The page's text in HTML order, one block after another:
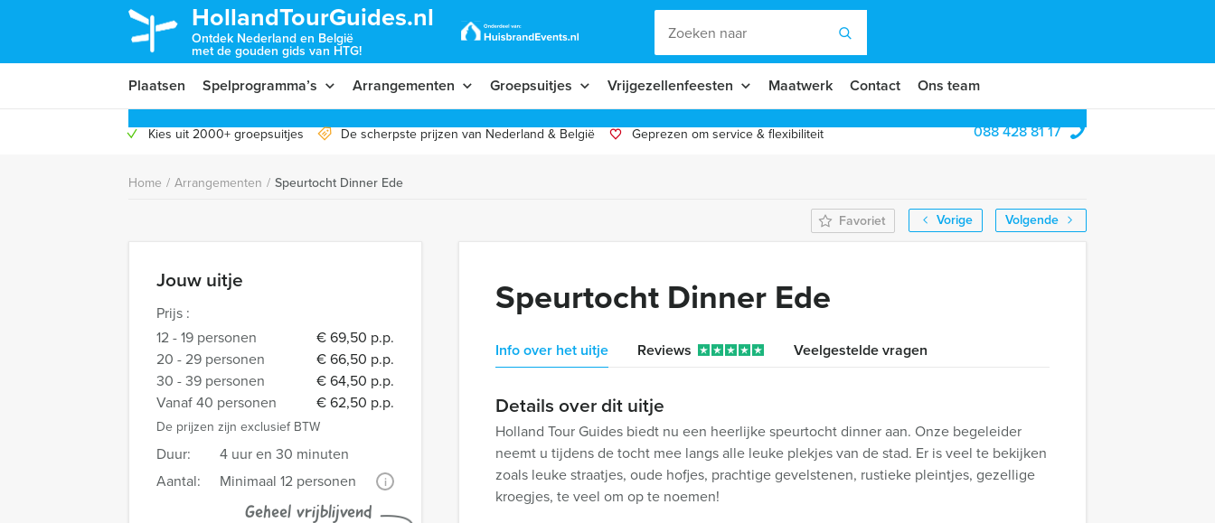
HollandTourGuides.nl
Ontdek Nederland en België
met de gouden gids van HTG!
Plaatsen Spelprogramma’s Arrangementen Groepsuitjes Vrijgezellenfeesten Maatwerk Contact Ons team
Kies uit 2000+ groepsuitjes De scherpste prijzen van Nederland & België Geprezen om service & flexibiliteit 088 428 81 17
Home / Arrangementen / Speurtocht Dinner Ede
Vorige
Volgende
Favoriet
Jouw uitje
Prijs :
12 - 19 personen
€ 69,50 p.p.
20 - 29 personen
€ 66,50 p.p.
30 - 39 personen
€ 64,50 p.p.
Vanaf 40 personen
€ 62,50 p.p.
De prijzen zijn exclusief BTW
Duur:
4 uur en 30 minuten
Aantal:
Minimaal 12 personen i
Geheel vrijblijvend
Speurtocht Dinner Ede
Info over het uitje Reviews Veelgestelde vragen
Details over dit uitje
Holland Tour Guides biedt nu een heerlijke speurtocht dinner aan. Onze begeleider
neemt u tijdens de tocht mee langs alle leuke plekjes van de stad. Er is veel te bekijken
zoals leuke straatjes, oude hofjes, prachtige gevelstenen, rustieke pleintjes, gezellige
kroegjes, te veel om op te noemen!